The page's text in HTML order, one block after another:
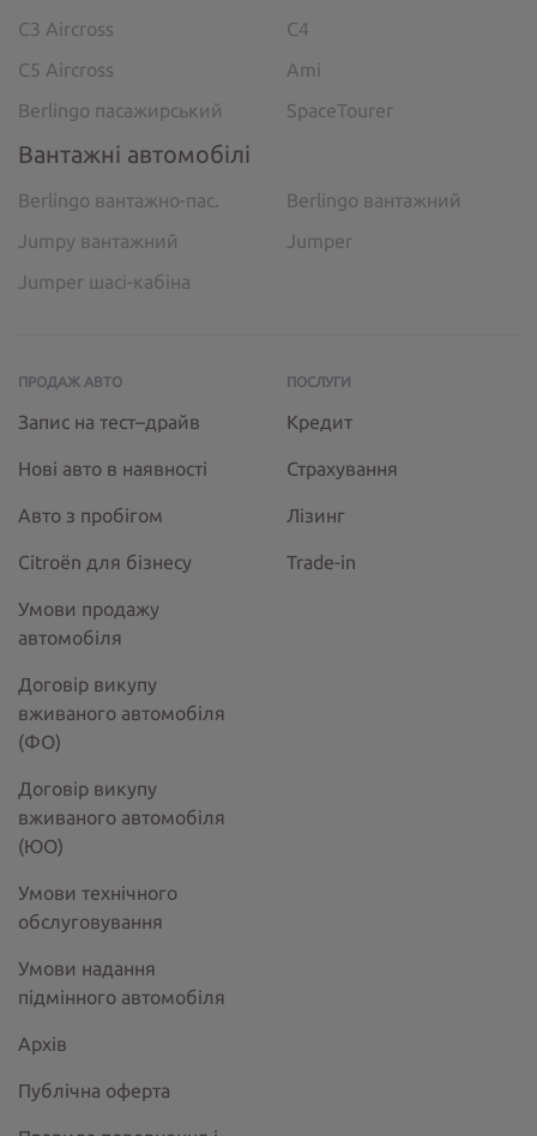
C3 Aircross
C4
C5 Aircross
Ami
Berlingo пасажирський
SpaceTourer
Вантажні автомобілі
Berlingo вантажно-пас.
Berlingo вантажний
Jumpy вантажний
Jumper
Jumper шасі-кабіна
ПРОДАЖ АВТО
Запис на тест–драйв
Нові авто в наявності
Авто з пробігом
Citroёn для бізнесу
Умови продажу
автомобіля
Договір викупу
вживаного автомобіля
(ФО)
Договір викупу
вживаного автомобіля
(ЮО)
Умови технічного
обслуговування
Умови надання
підмінного автомобіля
Архів
Публічна оферта
ПОСЛУГИ
Кредит
Страхування
Лізинг
Trade-in